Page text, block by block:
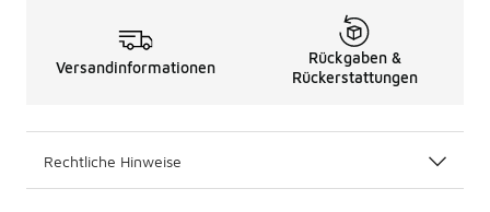
Versandinformationen
Rückgaben &
Rückerstattungen
Rechtliche Hinweise